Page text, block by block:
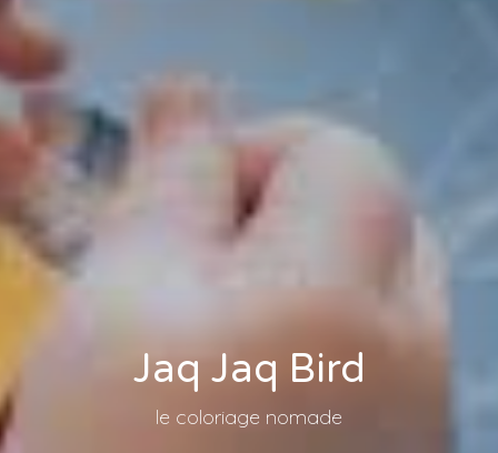
Jaq Jaq Bird
le coloriage nomade